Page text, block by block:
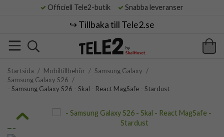
Officiell Tele2-butik Snabba leveranser
↪️ Tillbaka till Tele2.se
Startsida / Mobiltillbehör / Samsung Galaxy /
Samsung Galaxy S26 /
- Samsung Galaxy S26 - Skal - React MagSafe - Stardust